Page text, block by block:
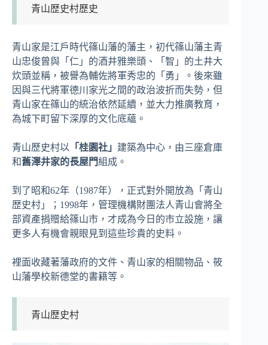
青山歴史村歷史
青山家是江戶時代篠山藩的藩主，初代篠山藩主青
山忠俊曾與「仁」的酒井雅樂頭、「智」的土井大
炊頭並稱，被譽為輔佐將軍秀忠的「勇」。後來雖
因與三代將軍德川家光之間的政治波折而失勢，但
青山家在篠山的統治依然延續，並大力推廣教育，
為城下町留下深厚的文化底蘊。
青山歷史村以 「桂園社」 建築為中心，由三座倉庫
和舊澤井家的長屋門組成。
到了昭和62年（1987年），正式對外開放為「青山
歴史村」；1998年，管理機構財團法人青山會將全
部資產捐贈給篠山市，才成為今日的市立設施，讓
更多人有機會親眼見到這些珍貴的史料。
裡面收藏著藩政府的文件、青山家的相關物品、筱
山藩學校新德堂的書籍等。
青山歴史村